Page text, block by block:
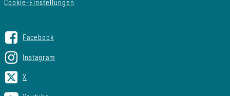
Cookie-Einstellungen
Facebook
Instagram
X